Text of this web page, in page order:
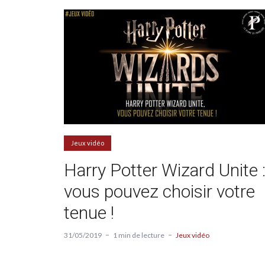
Jeux vidéo
Harry Potter Wizard Unite :
vous pouvez choisir votre
tenue !
31/05/2019 1 min de lecture Jeux vidéo